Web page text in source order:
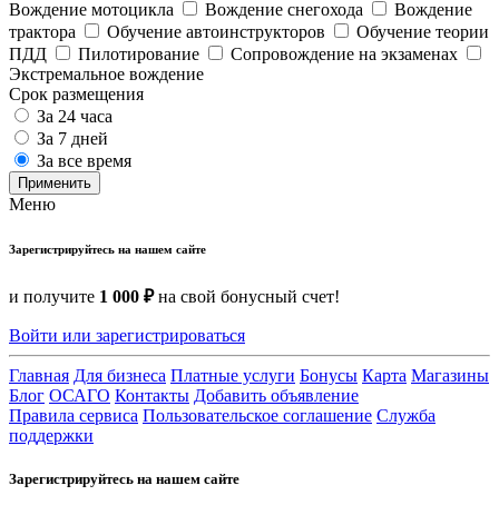
Вождение мотоцикла Вождение снегохода
Вождение
трактора
Обучение автоинструкторов
Обучение теории
ПДД
Пилотирование
Сопровождение на экзаменах
Экстремальное вождение
Срок размещения
За 24 часа
За 7 дней
За все время
Применить
Меню
Зарегистрируйтесь на нашем сайте
и получите 1 000 ₽на свой бонусный счет!
Войти или зарегистрироваться
Главная Для бизнеса Платные услуги Бонусы Карта Магазины
Блог ОСАГО Контакты Добавить объявление
Правила сервиса Пользовательское соглашение Служба
поддержки
Зарегистрируйтесь на нашем сайте